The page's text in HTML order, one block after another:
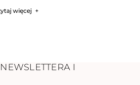
więcej +
I